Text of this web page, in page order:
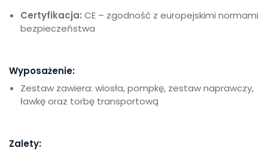
Certyfikacja: CE – zgodność z europejskimi normami
bezpieczeństwa
Wyposażenie:
Zestaw zawiera: wiosła, pompkę, zestaw naprawczy,
ławkę oraz torbę transportową
Zalety: